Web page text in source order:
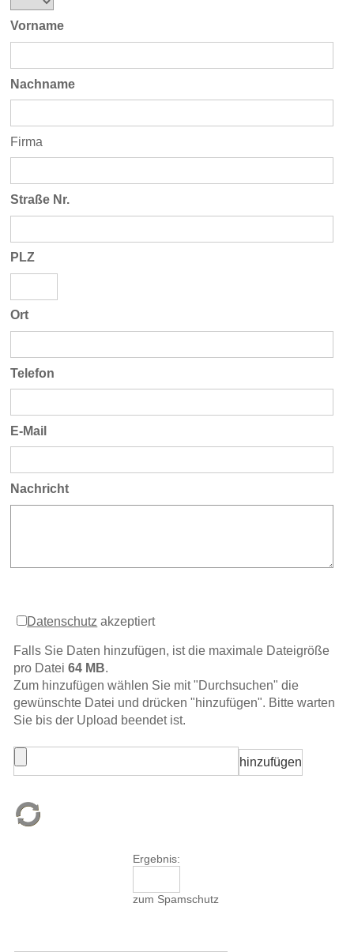
Vorname
Nachname
Firma
Straße Nr.
PLZ
Ort
Telefon
E-Mail
Nachricht
Datenschutz akzeptiert
Falls Sie Daten hinzufügen, ist die maximale Dateigröße
pro Datei 64 MB.
Zum hinzufügen wählen Sie mit "Durchsuchen" die
gewünschte Datei und drücken "hinzufügen". Bitte warten
Sie bis der Upload beendet ist.
Ergebnis:
zum Spamschutz